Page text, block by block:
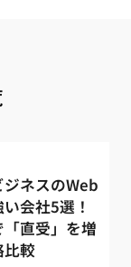
ジネスのWeb
会社5選！
直受」を増
比較